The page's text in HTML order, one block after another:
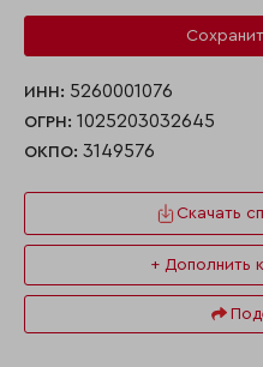
ИНН: 5260001076
ОГРН: 1025203032645
ОКПО: 3149576
Скачать
+ Дополнить